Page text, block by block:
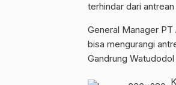
terhindar dari
General Manager
bisa mengurangi
Gandrung